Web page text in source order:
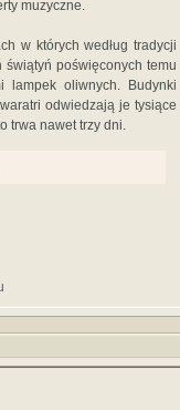
muzyczne.
w których według tradycji
poświęconych temu
lampek oliwnych. Budynki
odwiedzają je tysiące
trwa nawet trzy dni.